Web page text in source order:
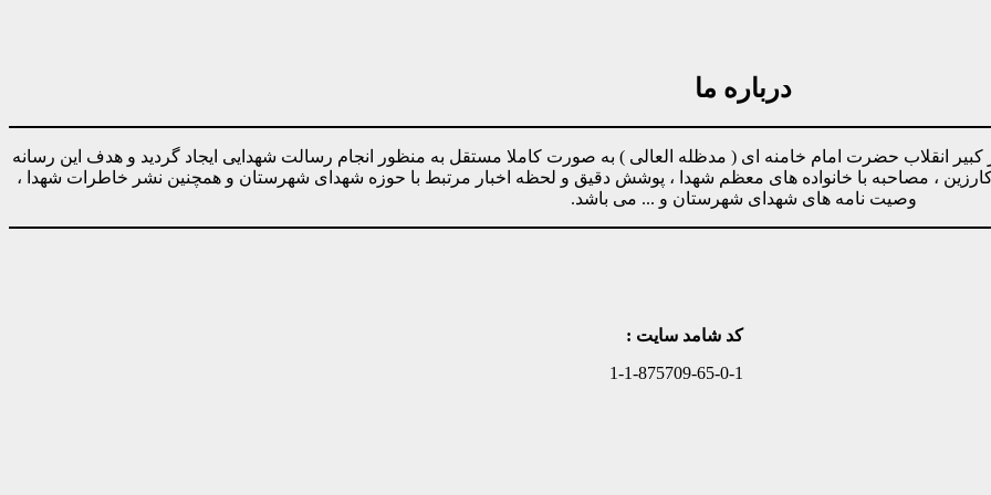
درباره ما
پیروی از دستورات رهبر کبیر انقلاب حضرت امام خامنه ای ( مدظله العالی ) به صورت کاملا مستقل به منظور انجام رسالت شهدایی ایجاد گردید و هدف این رسانه
، مصاحبه با خانواده های معظم شهدا ، پوشش دقیق و لحظه اخبار مرتبط با حوزه شهدای شهرستان و همچنین نشر خاطرات شهدا ،
وصیت نامه های شهدای شهرستان و ... می باشد.
کد شامد سایت :
1-1-875709-65-0-1